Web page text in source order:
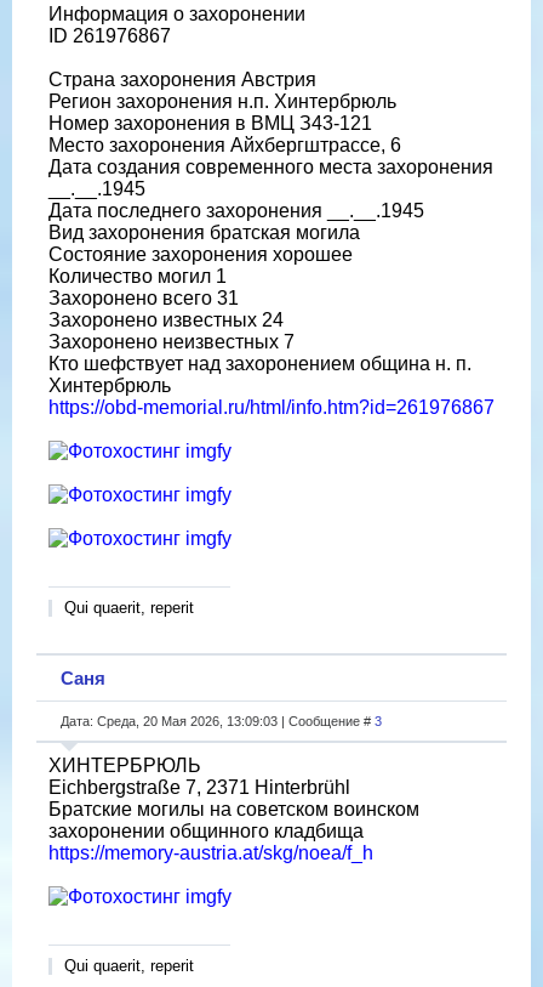
Информация о захоронении
ID 261976867
Страна захоронения Австрия
Регион захоронения н.п. Хинтербрюль
Номер захоронения в ВМЦ З43-121
Место захоронения Айхбергштрассе, 6
Дата создания современного места захоронения
__.__.1945
Дата последнего захоронения __.__.1945
Вид захоронения братская могила
Состояние захоронения хорошее
Количество могил 1
Захоронено всего 31
Захоронено известных 24
Захоронено неизвестных 7
Кто шефствует над захоронением община н. п.
Хинтербрюль
https://obd-memorial.ru/html/info.htm?id=261976867
Qui quaerit, reperit
Саня
Дата: Среда, 20 Мая 2026, 13:09:03 | Сообщение # 3
ХИНТЕРБРЮЛЬ
Eichbergstraße 7, 2371 Hinterbrühl
Братские могилы на советском воинском
захоронении общинного кладбища
https://memory-austria.at/skg/noea/f_h
Qui quaerit, reperit